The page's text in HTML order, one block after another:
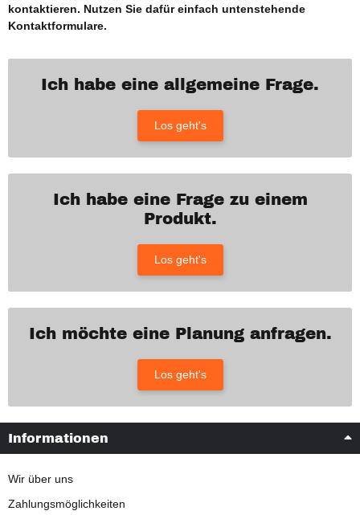
kontaktieren. Nutzen Sie dafür einfach untenstehende
Kontaktformulare.
Ich habe eine allgemeine Frage.
Los geht's
Ich habe eine Frage zu einem
Produkt.
Los geht's
Ich möchte eine Planung anfragen.
Los geht's
Informationen
Wir über uns
Zahlungsmöglichkeiten